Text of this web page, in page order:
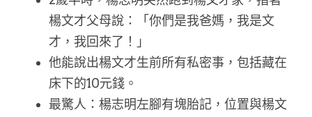
楊文才父母說：「你們是我爸媽，我是文
才，我回來了！」
他能說出楊文才生前所有私密事，包括藏在
床下的10元錢。
最驚人：楊志明左腳有塊胎記，位置與楊文